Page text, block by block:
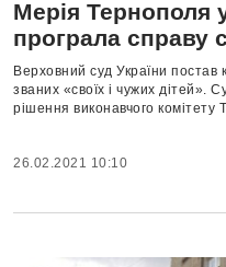
Мерія Тернополя
програла справу
Верховний суд України постав
званих «своїх і чужих дітей».
рішення виконавчого комітету
26.02.2021 10:10